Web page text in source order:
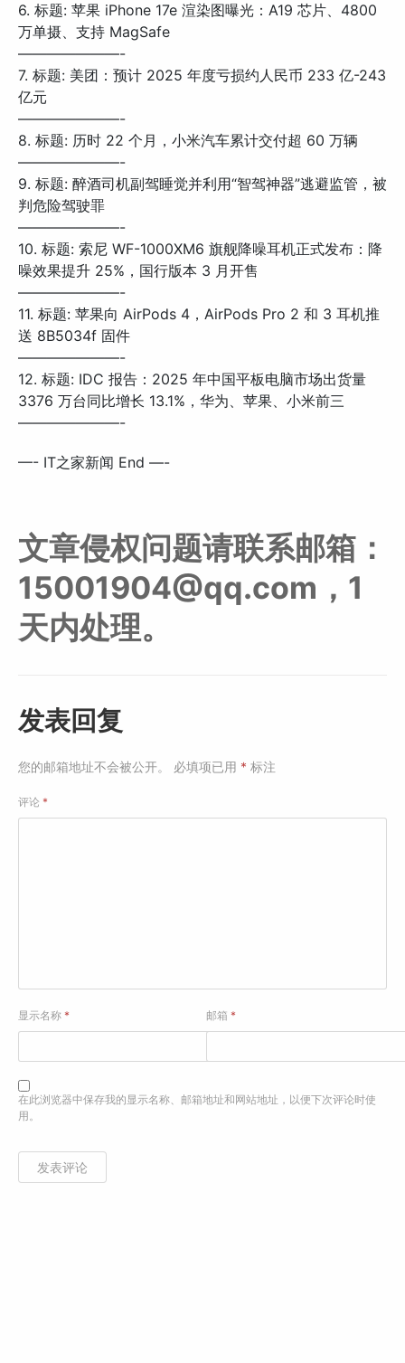
6. 标题: 苹果 iPhone 17e 渲染图曝光：A19 芯片、4800
万单摄、支持 MagSafe
———————-
7. 标题: 美团：预计 2025 年度亏损约人民币 233 亿-243
亿元
———————-
8. 标题: 历时 22 个月，小米汽车累计交付超 60 万辆
———————-
9. 标题: 醉酒司机副驾睡觉并利用“智驾神器”逃避监管，被
判危险驾驶罪
———————-
10. 标题: 索尼 WF-1000XM6 旗舰降噪耳机正式发布：降
噪效果提升 25%，国行版本 3 月开售
———————-
11. 标题: 苹果向 AirPods 4，AirPods Pro 2 和 3 耳机推
送 8B5034f 固件
———————-
12. 标题: IDC 报告：2025 年中国平板电脑市场出货量
3376 万台同比增长 13.1%，华为、苹果、小米前三
———————-
—- IT之家新闻 End —-
文章侵权问题请联系邮箱：
15001904@qq.com，1
天内处理。
发表回复
您的邮箱地址不会被公开。 必填项已用 * 标注
评论 *
显示名称 * 邮箱*
在此浏览器中保存我的显示名称、邮箱地址和网站地址，以便下次评论时使
用。